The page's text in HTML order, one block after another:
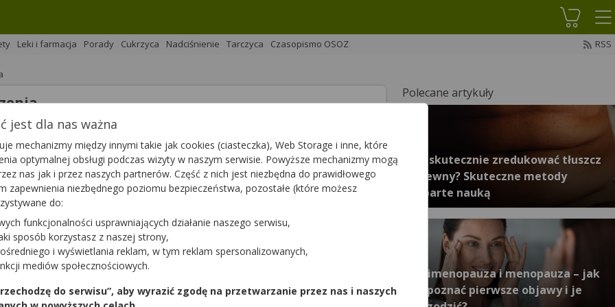
Koszyk
Leki i farmacja Porady Cukrzyca Nadciśnienie Tarczyca Czasopismo OSOZ RSS
choroba skóry twarzy. Dotyka nawet 10% dorosłej populacji,
chorują rzadziej, ale choroba ma ostrzejszy przebieg. Zwykle pojawia
oraz widocznie poszerzonych naczyń krwionośnych. Nieleczony
trądziku różowatego i czy możliwe jest jego wyleczenie?
Podziel się Udostępnij
Polecane artykuły
Jak skutecznie zredukować tłuszcz
trzewny? Skuteczne metody
poparte nauką
Perimenopauza i menopauza – jak
rozpoznać pierwsze objawy i je
jest dla nas ważna
mechanizmy między innymi takie jak cookies (ciasteczka), Web Storage i inne, które
optymalnej obsługi podczas wizyty w naszym serwisie. Powyższe mechanizmy mogą
nas jak i przez naszych partnerów. Część z nich jest niezbędna do prawidłowego
zapewnienia niezbędnego poziomu bezpieczeństwa, pozostałe (które możesz
do:
funkcjonalności usprawniających działanie naszego serwisu,
sposób korzystasz z naszej strony,
i wyświetlania reklam, w tym reklam spersonalizowanych,
mediów społecznościowych.
do serwisu”, aby wyrazić zgodę na przetwarzanie przez nas i naszych